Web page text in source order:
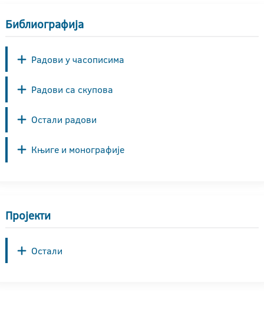
Библиографија
Радови у часописима
Радови са скупова
Остали радови
Књиге и монографије
Пројекти
Остали